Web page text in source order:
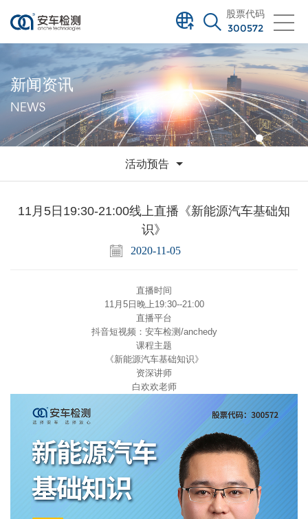
股票代码
300572
新闻资讯
NEWS
活动预告
11月5日19:30-21:00线上直播《新能源汽车基础知
识》
2020-11-05
直播时间
11月5日晚上19:30--21:00
直播平台
抖音短视频：安车检测/anchedy
课程主题
《新能源汽车基础知识》
资深讲师
白欢欢老师